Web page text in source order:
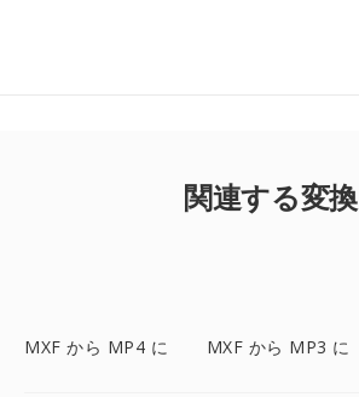
関連する変換
MXF から MP4 に MXF から MP3 に